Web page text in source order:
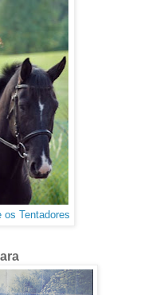
os Tentadores